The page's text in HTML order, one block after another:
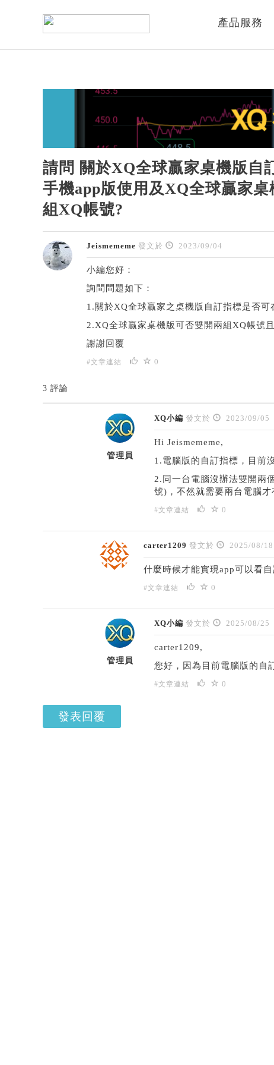
產品服務
請問 關於XQ全球贏家桌機版自
手機app版使用及XQ全球贏家桌
組XQ帳號?
Jeismememe 發文於 2023/09/04
小編您好：
詢問問題如下：
1.關於XQ全球贏家之桌機版自訂指標是否可
2.XQ全球贏家桌機版可否雙開兩組XQ帳號
謝謝回覆
#文章連結 0
3 評論
管理員
XQ小編 發文於 2023/09/05
Hi Jeismememe,
1.電腦版的自訂指標，目前
2.同一台電腦沒辦法雙開兩
號)，不然就需要兩台電腦才
#文章連結 0
carter1209 發文於 2025/08/18
什麼時候才能實現app可以看
#文章連結 0
管理員
XQ小編 發文於 2025/08/25
carter1209,
您好，因為目前電腦版的自
#文章連結 0
發表回覆